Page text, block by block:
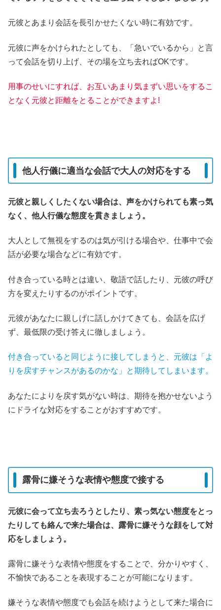
元彼とあまり会話を長引かせたくない時に有効です。
元彼に声をかけられたとしても、「急いでいるから」と言
って会話を切り上げ、その場を立ち去ればOKです。
用事のせいにすれば、お互いあまり気まずい思いをするこ
となく元彼と距離をとることができますよ!
他人行儀に適当な会話で大人の対応をする
元彼と親しくしたくない場合は、声をかけられても素っ気
なく、他人行儀な態度を貫きましょう。
大人として無視をするのは気が引ける場合や、仕事中で会
話が必要な場合などに有効です。
付き合っている時とは違い、敬語で話したり、元彼の呼び
方を変えたりするのがポイントです。
元彼があなたに親しげに話しかけてきても、会話を広げ
ず、最低限の受け答えに徹しましょう。
付き合っていると同じように接してしまうと、元彼は「よ
りを戻すチャンスがあるのかな」と期待してしまいます。
あなたによりを戻す気がない時は、期待を抱かせないよう
にドライな対応をすることがおすすめです。
露骨に嫌そうな表情や態度で接する
元彼に会って立ち去ろうとしたり、素っ気ない態度をとっ
たりしても絡んで来た場合は、露骨に嫌そうな顔をして対
応をしましょう。
露骨に嫌そうな表情や態度をすることで、分かりやすく、
不愉快であることを表現することが可能になります。
嫌そうな表情や態度でも会話を続けようとして来た場合に